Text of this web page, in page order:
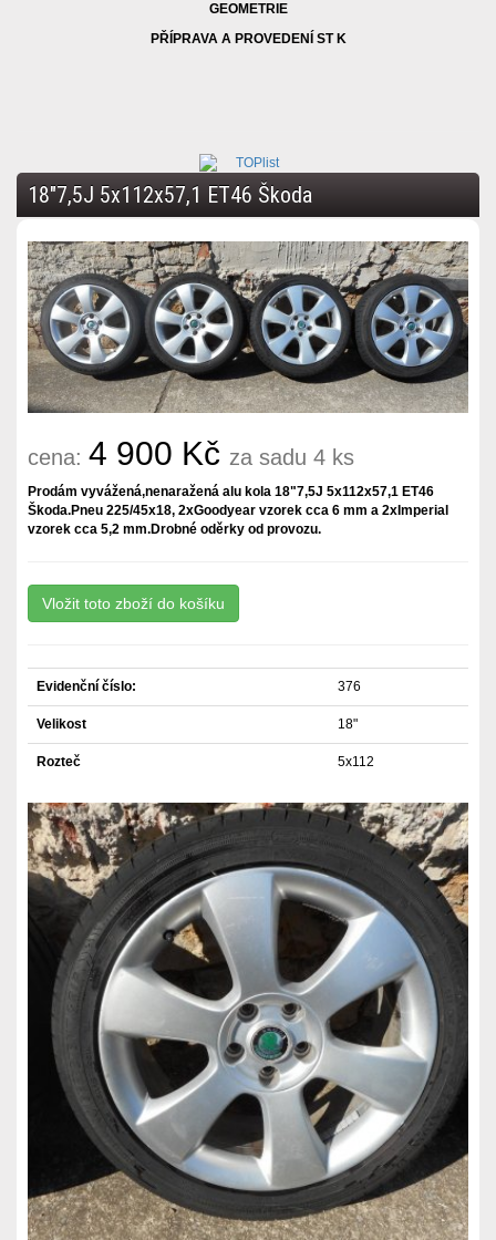
GEOMETRIE
PŘÍPRAVA A PROVEDENÍ ST K
18"7,5J 5x112x57,1 ET46 Škoda
cena: 4 900 Kč za sadu 4 ks
Prodám vyvážená,nenaražená alu kola 18"7,5J 5x112x57,1 ET46
Škoda.Pneu 225/45x18, 2xGoodyear vzorek cca 6 mm a 2xImperial
vzorek cca 5,2 mm.Drobné oděrky od provozu.
Evidenční číslo: 376
Velikost 18"
Rozteč 5x112